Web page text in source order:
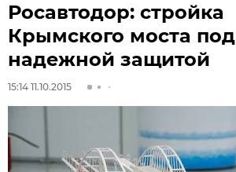
Росавтодор: стройка
Крымского моста под
надежной защитой
15:14 11.10.2015